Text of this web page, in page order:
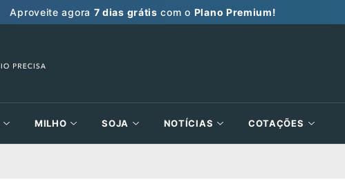
Aproveite agora 7 dias grátis com o Plano Premium!
MILHO SOJA NOTÍCIAS COTAÇÕES